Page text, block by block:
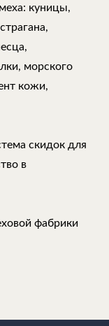
куницы,
морского
кожи,
скидок для
в
фабрики